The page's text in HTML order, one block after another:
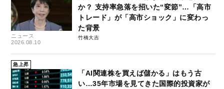
ニュース
2026.08.10
か？ 支持率急落を招いた“変節”…「高市
トレード」が「高市ショック」に変わっ
た背景
竹橋大吉
急上昇
「AI関連株を買えば儲かる」はもう古
い…35年市場を見てきた国際的投資家が